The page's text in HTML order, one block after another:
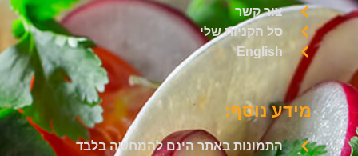
צור קשר
סל הקניות שלי
English
מידע נוסף:
התמונות באתר הינם להמחשה בלבד